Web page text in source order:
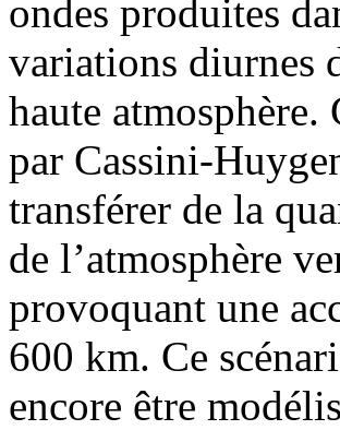
ondes produites
variations diurnes
haute atmosphère.
par Cassini-
transférer de la
de l’atmosphère
provoquant une
600 km. Ce
encore être